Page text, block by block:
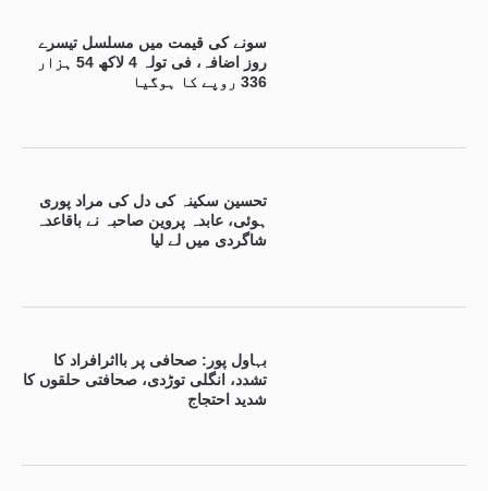
سونے کی قیمت میں مسلسل تیسرے
روز اضافہ، فی تولہ 4 لاکھ 54 ہزار
336 روپے کا ہوگیا
تحسین سکینہ کی دل کی مراد پوری
ہوئی، عابدہ پروین صاحبہ نے باقاعدہ
شاگردی میں لے لیا
بہاول پور: صحافی پر بااثرافراد کا
تشدد، انگلی توڑدی، صحافتی حلقوں کا
شدید احتجاج